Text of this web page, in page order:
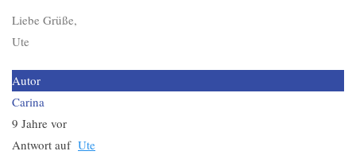
Liebe Grüße,
Ute
Autor
Carina
9 Jahre vor
Antwort auf Ute